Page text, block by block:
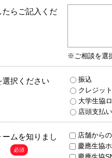
らご記入くだ
※ご相談を選
選択ください
振込
クレジッ
大学生協
店頭支払
ムを知りまし
必須
店舗から
慶應生協